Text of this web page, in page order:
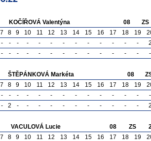
KOČÍŘOVÁ Valentýna 08
ZS
7 8 9 10 11 12 13 14 15 16 17 18 19
- - - - - - - - - - - - -
- - - - - - - - - - - - - -
ŠTĚPÁNKOVÁ Markéta 08
7 8 9 10 11 12 13 14 15 16 17 18 19
- - - - - - - - - - - - -
-
- 2 - - - - - - - - - - -
VACULOVÁ Lucie 08 ZS
7 8 9 10 11 12 13 14 15 16 17 18 19